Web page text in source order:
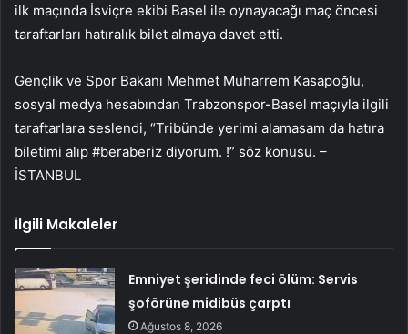
ilk maçında İsviçre ekibi Basel ile oynayacağı maç öncesi
taraftarları hatıralık bilet almaya davet etti.
Gençlik ve Spor Bakanı Mehmet Muharrem Kasapoğlu,
sosyal medya hesabından Trabzonspor-Basel maçıyla ilgili
taraftarlara seslendi, “Tribünde yerimi alamasam da hatıra
biletimi alıp #beraberiz diyorum. !” söz konusu. –
İSTANBUL
İlgili Makaleler
Emniyet şeridinde feci ölüm: Servis
şoförüne midibüs çarptı
Ağustos 8, 2026